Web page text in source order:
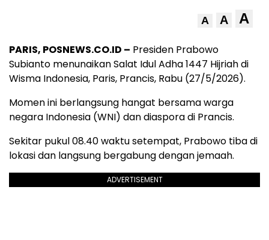
A A A
PARIS, POSNEWS.CO.ID – Presiden Prabowo
Subianto menunaikan Salat Idul Adha 1447 Hijriah di
Wisma Indonesia, Paris, Prancis, Rabu (27/5/2026).
Momen ini berlangsung hangat bersama warga
negara Indonesia (WNI) dan diaspora di Prancis.
Sekitar pukul 08.40 waktu setempat, Prabowo tiba di
lokasi dan langsung bergabung dengan jemaah.
ADVERTISEMENT